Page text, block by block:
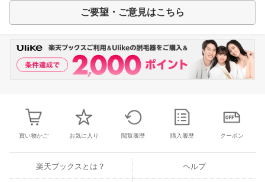
ご要望・ご意見はこちら
買い物かご お気に入り 閲覧履歴 購入履歴 クーポン
楽天ブックスとは？ ヘルプ